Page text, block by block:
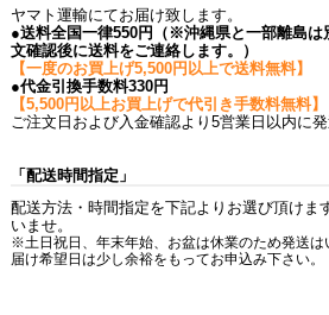
ヤマト運輸にてお届け致します。
●送料全国一律550円（※沖縄県と一部離島は
文確認後に送料をご連絡します。）
【一度のお買上げ5,500円以上で送料無料】
●代金引換手数料330円
【5,500円以上お買上げで代引き手数料無料】
ご注文日および入金確認より5営業日以内に発
「配送時間指定」
配送方法・時間指定を下記よりお選び頂けま
いませ。
※土日祝日、年末年始、お盆は休業のため発送は
届け希望日は少し余裕をもってお申込み下さい。